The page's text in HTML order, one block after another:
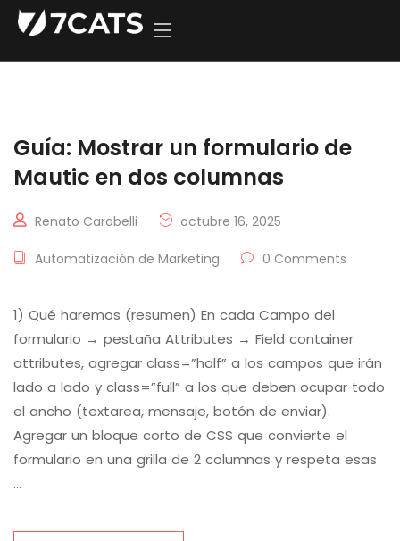
Guía: Mostrar un formulario de
Mautic en dos columnas
Renato Carabelli octubre 16, 2025
Automatización de Marketing 0 Comments
1) Qué haremos (resumen) En cada Campo del
formulario → pestaña Attributes → Field container
attributes, agregar class=”half” a los campos que irán
lado a lado y class=”full” a los que deben ocupar todo
el ancho (textarea, mensaje, botón de enviar).
Agregar un bloque corto de CSS que convierte el
formulario en una grilla de 2 columnas y respeta esas
…